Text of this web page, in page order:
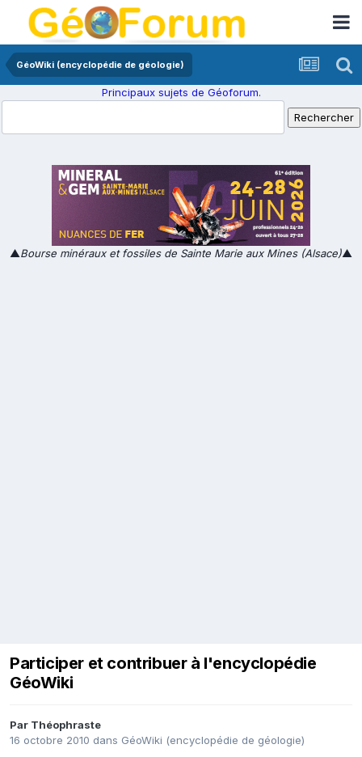
GéoWiki (encyclopédie de géologie)
Principaux sujets de Géoforum.
▲Bourse minéraux et fossiles de Sainte Marie aux Mines (Alsace)▲
Participer et contribuer à l'encyclopédie
GéoWiki
Par Théophraste
16 octobre 2010 dans GéoWiki (encyclopédie de géologie)